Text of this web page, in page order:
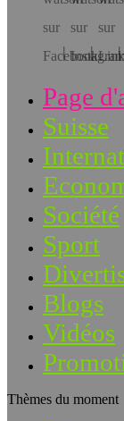
Page
Suisse
Société
Sport
Blogs
Vidéos
Thèmes du moment